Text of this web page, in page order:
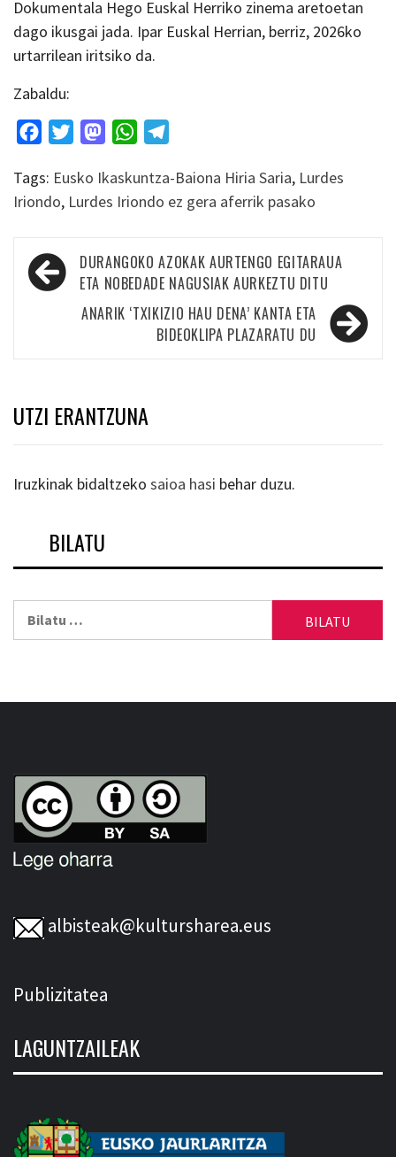
Dokumentala Hego Euskal Herriko zinema aretoetan
dago ikusgai jada. Ipar Euskal Herrian, berriz, 2026ko
urtarrilean iritsiko da.
Zabaldu:
FacebookTwitterMastodonWhatsApp
Tags: Eusko Ikaskuntza-Baiona Hiria Saria, Lurdes
Iriondo, Lurdes Iriondo ez gera aferrik pasako
Bidalketetan
zehar
nabigatu
DURANGOKO AZOKAK AURTENGO EGITARAUA
ETA NOBEDADE NAGUSIAK AURKEZTU DITU
ANARIK ‘TXIKIZIO HAU DENA’ KANTA ETA
BIDEOKLIPA PLAZARATU DU
UTZI ERANTZUNA
Iruzkinak bidaltzeko saioa hasi behar duzu.
BILATU
albisteak@kultursharea.eus
Publizitatea
LAGUNTZAILEAK